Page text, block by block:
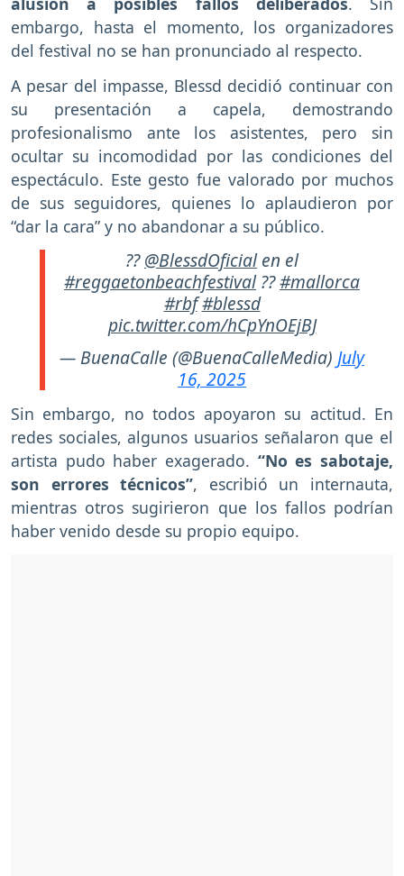
embargo, hasta el momento, los organizadores
del festival no se han pronunciado al respecto.
A pesar del impasse, Blessd decidió continuar con
su presentación a capela, demostrando
profesionalismo ante los asistentes, pero sin
ocultar su incomodidad por las condiciones del
espectáculo. Este gesto fue valorado por muchos
de sus seguidores, quienes lo aplaudieron por
“dar la cara” y no abandonar a su público.
??@BlessdOficialen el
#reggaetonbeachfestival??#mallorca
#rbf #blessd
pic.twitter.com/hCpYnOEjBJ
— BuenaCalle (@BuenaCalleMedia) July
16, 2025
Sin embargo, no todos apoyaron su actitud. En
redes sociales, algunos usuarios señalaron que el
artista pudo haber exagerado. “No es sabotaje,
son errores técnicos”, escribió un internauta,
mientras otros sugirieron que los fallos podrían
haber venido desde su propio equipo.